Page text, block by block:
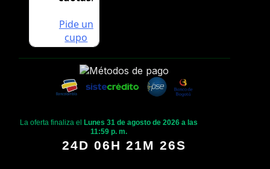
La oferta finaliza el
Lunes 31 de agosto de 2026 a las
11:59 p. m.
24D 06H 21M 25S